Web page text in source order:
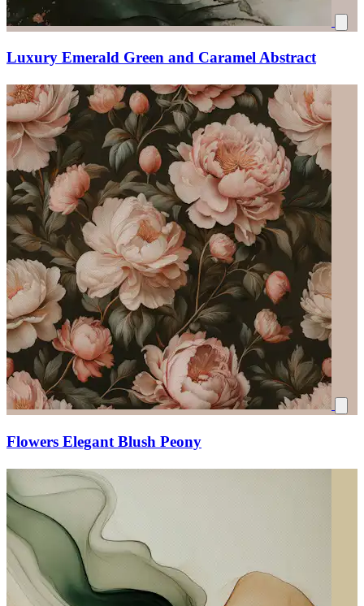
Luxury Emerald Green and Caramel Abstract
Flowers Elegant Blush Peony